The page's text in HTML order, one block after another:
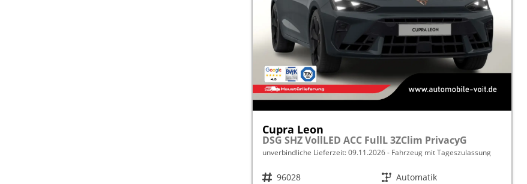
Cupra Leon
DSG SHZ VollLED ACC FullL 3ZClim PrivacyG
unverbindliche Lieferzeit:09.11.2026 Fahrzeug mit Tageszulassung
Fahrzeugnr. 96028 Getriebe Automatik